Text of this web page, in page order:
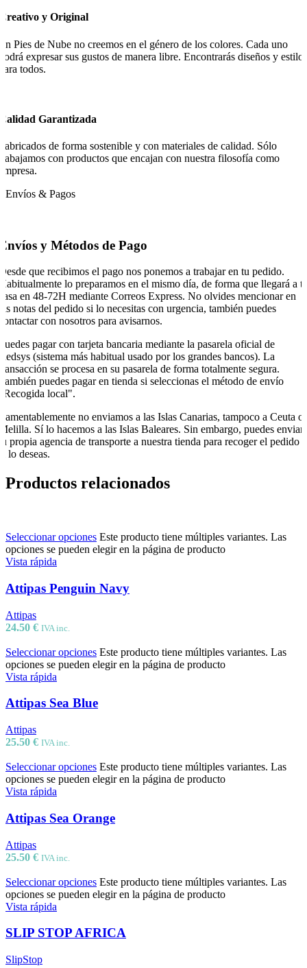
y Original
Pies de Nube no creemos en el género de los colores. Cada uno
expresar sus gustos de manera libre. Encontrarás diseños y estilos
todos.
Garantizada
de forma sostenible y con materiales de calidad. Sólo
con productos que encajan con nuestra filosofía como
Envíos & Pagos
y Métodos de Pago
que recibimos el pago nos ponemos a trabajar en tu pedido.
lo preparamos en el mismo día, de forma que llegará a
en 48-72H mediante Correos Express. No olvides mencionar en
notas del pedido si lo necesitas con urgencia, también puedes
con nosotros para avisarnos.
pagar con tarjeta bancaria mediante la pasarela oficial de
(sistema más habitual usado por los grandes bancos). La
se procesa en su pasarela de forma totalmente segura.
puedes pagar en tienda si seleccionas el método de envío
local".
no enviamos a las Islas Canarias, tampoco a Ceuta o
Sí lo hacemos a las Islas Baleares. Sin embargo, puedes enviar
propia agencia de transporte a nuestra tienda para recoger el pedido
lo deseas.
Productos relacionados
Seleccionar opciones Este producto tiene múltiples variantes. Las
opciones se pueden elegir en la página de producto
Vista rápida
Attipas Penguin Navy
Attipas
24.50 € IVA inc.
Seleccionar opciones Este producto tiene múltiples variantes. Las
opciones se pueden elegir en la página de producto
Vista rápida
Attipas Sea Blue
Attipas
25.50 € IVA inc.
Seleccionar opciones Este producto tiene múltiples variantes. Las
opciones se pueden elegir en la página de producto
Vista rápida
Attipas Sea Orange
Attipas
25.50 € IVA inc.
Seleccionar opciones Este producto tiene múltiples variantes. Las
opciones se pueden elegir en la página de producto
Vista rápida
SLIP STOP AFRICA
SlipStop